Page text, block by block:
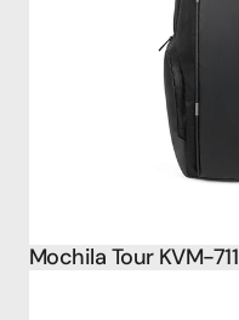
Mochila Tour KVM-711